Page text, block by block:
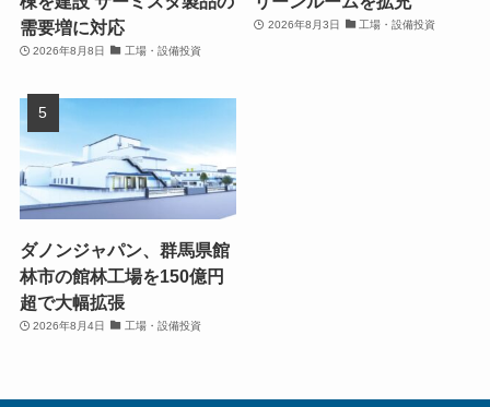
需要増に対応
2026年8月8日 工場・設備投資
2026年8月3日 工場・設備投資
ダノンジャパン、群馬県館
林市の館林工場を150億円
超で大幅拡張
2026年8月4日 工場・設備投資